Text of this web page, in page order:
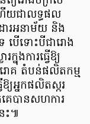
ើយជាលទ្ធផល
ារអនាម័យ និង
ទោះបីជារោង
ងការធ្វើឱ្យ
រោគ តំបន់ផលិតកម្ម
យអ្នកផលិតស្ករ
គេបានសហការ
ះ៕